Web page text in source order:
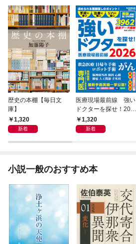
歴史の本棚【毎日文
庫】
1,320
新着
医療現場最前線 強い
ドクターを探せ！202
6 1,320
新着
小説一般のおすすめ本